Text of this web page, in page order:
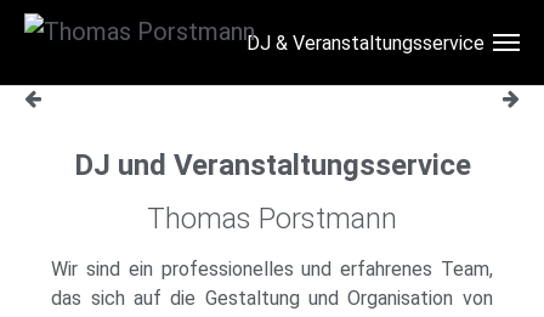
Skip to main content
DJ & Veranstaltungsservice
DJ und Veranstaltungsservice
Thomas Porstmann
Wir sind ein professionelles und erfahrenes Team,
das sich auf die Gestaltung und Organisation von